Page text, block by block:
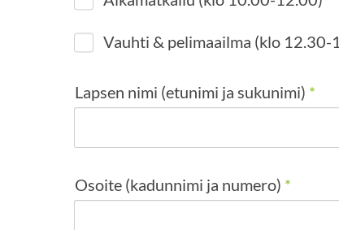
Vauhti & pelimaailma (klo 12.30-
Lapsen nimi (etunimi ja sukunimi) *
Osoite (kadunnimi ja numero) *